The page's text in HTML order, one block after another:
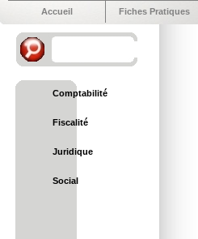
Accueil Fiches Pratiques
Comptabilité
Fiscalité
Juridique
Social